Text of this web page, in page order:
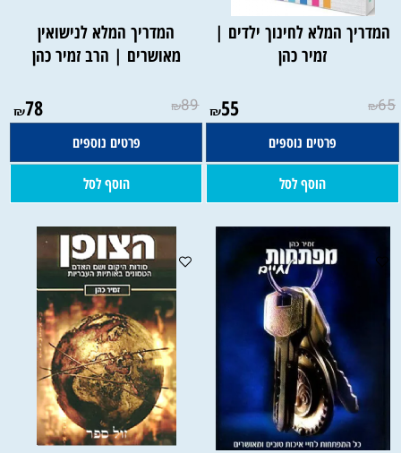
המדריך המלא לחינוך ילדים |
זמיר כהן
₪65
₪55
פרטים נוספים
הוסף לסל
המדריך המלא לנישואין
מאושרים | הרב זמיר כהן
₪89
₪78
פרטים נוספים
הוסף לסל